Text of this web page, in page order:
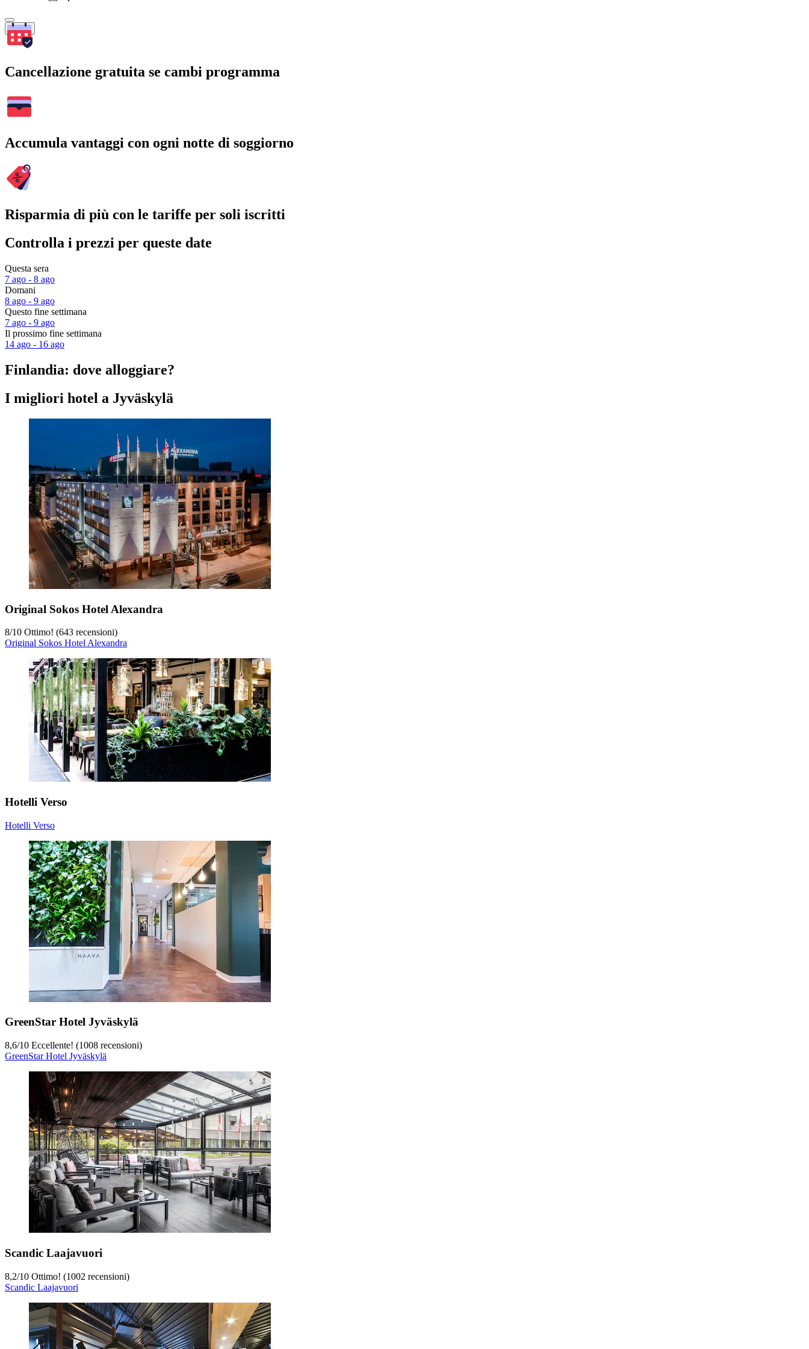
Cerca
Cancellazione gratuita se cambi programma
Accumula vantaggi con ogni notte di soggiorno
Risparmia di più con le tariffe per soli iscritti
Controlla i prezzi per queste date
Questa sera
7 ago - 8 ago
Domani
8 ago - 9 ago
Questo fine settimana
7 ago - 9 ago
Il prossimo fine settimana
14 ago - 16 ago
Finlandia: dove alloggiare?
I migliori hotel a Jyväskylä
Original Sokos Hotel Alexandra
8/10 Ottimo! (643 recensioni)
Original Sokos Hotel Alexandra
Hotelli Verso
Hotelli Verso
GreenStar Hotel Jyväskylä
8,6/10 Eccellente! (1008 recensioni)
GreenStar Hotel Jyväskylä
Scandic Laajavuori
8,2/10 Ottimo! (1002 recensioni)
Scandic Laajavuori